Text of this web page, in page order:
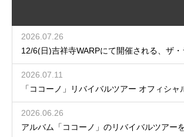
2026.07.26
2026.07.11
2026.06.26